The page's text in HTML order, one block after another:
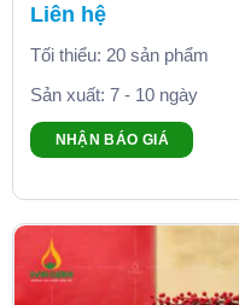
Liên hệ
Tối thiểu: 20 sản phẩm
Sản xuất: 7 - 10 ngày
NHẬN BÁO GIÁ